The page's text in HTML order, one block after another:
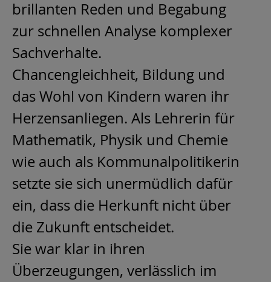
brillanten Reden und Begabung
zur schnellen Analyse komplexer
Sachverhalte.
Chancengleichheit, Bildung und
das Wohl von Kindern waren ihr
Herzensanliegen. Als Lehrerin für
Mathematik, Physik und Chemie
wie auch als Kommunalpolitikerin
setzte sie sich unermüdlich dafür
ein, dass die Herkunft nicht über
die Zukunft entscheidet.
Sie war klar in ihren
Überzeugungen, verlässlich im